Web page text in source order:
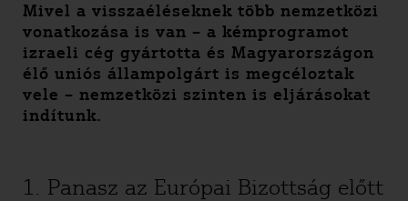
Mivel a visszaéléseknek több nemzetközi
vonatkozása is van – a kémprogramot
izraeli cég gyártotta és Magyarországon
élő uniós állampolgárt is megcéloztak
vele – nemzetközi szinten is eljárásokat
indítunk.
1. Panasz az Európai Bizottság előtt